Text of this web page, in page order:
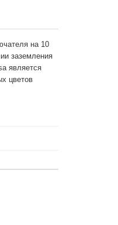
на 10
заземления
является
цветов